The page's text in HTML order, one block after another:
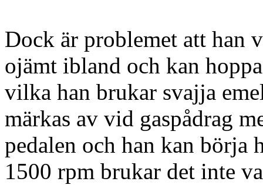
Dock är problemet att han
ojämt ibland och kan
vilka han brukar svajja
märkas av vid gaspådrag
pedalen och han kan börja
1500 rpm brukar det inte